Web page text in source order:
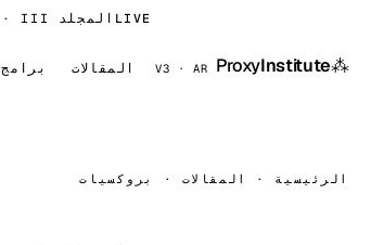
LIVEالمجلد III · العدد 8
⁂
ProxyInstitute
V3 · AR المقالات برامج
الرئيسية · المقالات · بروكسيات